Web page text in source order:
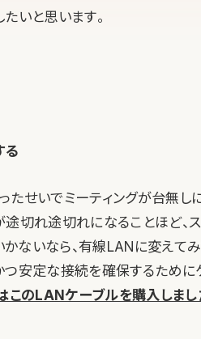
いと思います。
る
せいでミーティングが台無し
切れ途切れになることほど、
ないなら、有線LANに変えてみ
つ安定な接続を確保するために
このLANケーブルを購入しまし